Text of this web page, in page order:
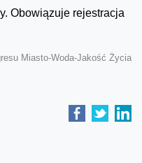
Obowiązuje rejestracja
Miasto-Woda-Jakość Życia